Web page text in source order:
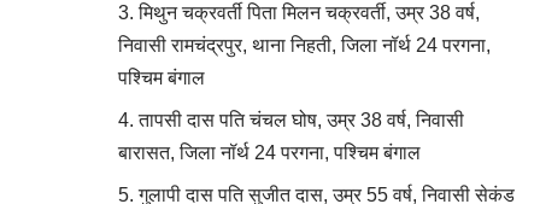
मिथुन चक्रवर्ती पिता मिलन चक्रवर्ती, उम्र 38 वर्ष,
निवासी रामचंद्रपुर, थाना निहती, जिला नॉर्थ 24 परगना,
पश्चिम बंगाल
तापसी दास पति चंचल घोष, उम्र 38 वर्ष, निवासी
बारासत, जिला नॉर्थ 24 परगना, पश्चिम बंगाल
गुलापी दास पति सुजीत दास, उम्र 55 वर्ष, निवासी सेकंड